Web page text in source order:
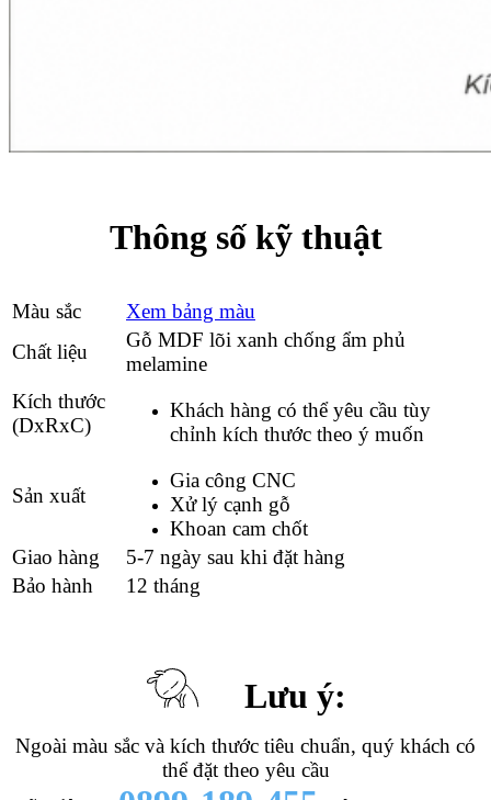
Thông số kỹ thuật
Màu sắc
Xem bảng màu
Chất liệu
Gỗ MDF lõi xanh chống ẩm phủ
melamine
Kích thước
(DxRxC)
Khách hàng có thể yêu cầu tùy
chỉnh kích thước theo ý muốn
Sản xuất
Gia công CNC
Xử lý cạnh gỗ
Khoan cam chốt
Giao hàng
5-7 ngày sau khi đặt hàng
Bảo hành
12 tháng
Lưu ý:
Ngoài màu sắc và kích thước tiêu chuẩn, quý khách có
thể đặt theo yêu cầu